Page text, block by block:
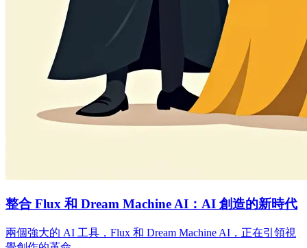
整合 Flux 和 Dream Machine AI：AI 創造的新時代
兩個強大的 AI 工具，Flux 和 Dream Machine AI，正在引領視